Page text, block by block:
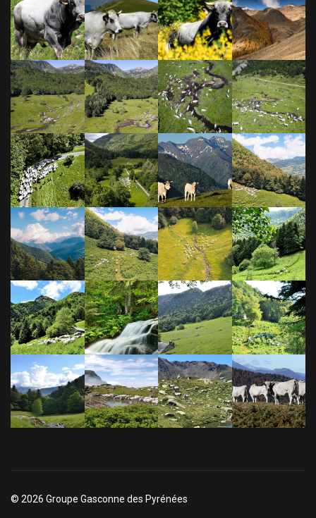
© 2026 Groupe Gasconne des Pyrénées